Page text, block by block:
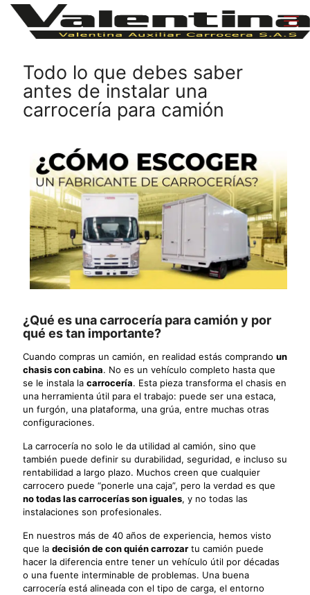
Todo lo que debes saber
antes de instalar una
carrocería para camión
¿Qué es una carrocería para camión y por
qué es tan importante?
Cuando compras un camión, en realidad estás comprando un
chasis con cabina. No es un vehículo completo hasta que
se le instala la carrocería. Esta pieza transforma el chasis en
una herramienta útil para el trabajo: puede ser una estaca,
un furgón, una plataforma, una grúa, entre muchas otras
configuraciones.
La carrocería no solo le da utilidad al camión, sino que
también puede definir su durabilidad, seguridad, e incluso su
rentabilidad a largo plazo. Muchos creen que cualquier
carrocero puede “ponerle una caja”, pero la verdad es que
no todas las carrocerías son iguales, y no todas las
instalaciones son profesionales.
En nuestros más de 40 años de experiencia, hemos visto
que la decisión de con quién carrozar tu camión puede
hacer la diferencia entre tener un vehículo útil por décadas
o una fuente interminable de problemas. Una buena
carrocería está alineada con el tipo de carga, el entorno